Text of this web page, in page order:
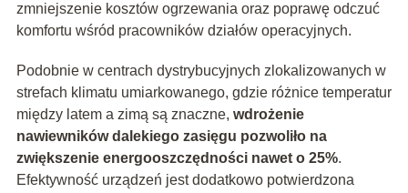
zmniejszenie kosztów ogrzewania oraz poprawę odczuć
komfortu wśród pracowników działów operacyjnych.
Podobnie w centrach dystrybucyjnych zlokalizowanych w
strefach klimatu umiarkowanego, gdzie różnice temperatur
między latem a zimą są znaczne, wdrożenie
nawiewników dalekiego zasięgu pozwoliło na
zwiększenie energooszczędności nawet o 25%.
Efektywność urządzeń jest dodatkowo potwierdzona